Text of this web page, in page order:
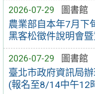
2026-07-29 圖書館
農業部自本年7月下
黑客松徵件說明會暨
2026-07-29 圖書館
臺北市政府資訊局
(報名至8/14中午12